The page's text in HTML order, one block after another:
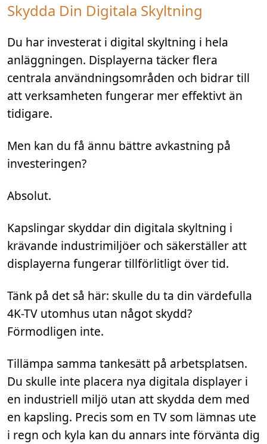
Skydda Din Digitala Skyltning
Du har investerat i digital skyltning i hela
anläggningen. Displayerna täcker flera
centrala användningsområden och bidrar till
att verksamheten fungerar mer effektivt än
tidigare.
Men kan du få ännu bättre avkastning på
investeringen?
Absolut.
Kapslingar skyddar din digitala skyltning i
krävande industrimiljöer och säkerställer att
displayerna fungerar tillförlitligt över tid.
Tänk på det så här: skulle du ta din värdefulla
4K-TV utomhus utan något skydd?
Förmodligen inte.
Tillämpa samma tankesätt på arbetsplatsen.
Du skulle inte placera nya digitala displayer i
en industriell miljö utan att skydda dem med
en kapsling. Precis som en TV som lämnas ute
i regn och kyla kan du annars inte förvänta dig